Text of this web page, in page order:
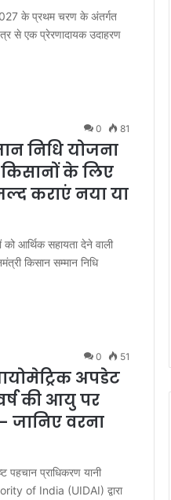
के प्रथम चरण के अंतर्गत
से एक प्रेरणादायक उदाहरण
0 81
निधि योजना
के लिए
कराएं नया या
आर्थिक सहायता देने वाली
किसान सम्मान निधि
0 51
अपडेट
की आयु पर
जानिए वरना
पहचान प्राधिकरण यानी
of India (UIDAI) द्वारा